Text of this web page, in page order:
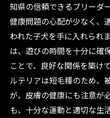
知県の信頼できるブリーダ
健康問題の心配が少なく、
われた子犬を手に入れられ
は、遊びの時間を十分に確
ことで、良好な関係を築け
ルテリアは短毛種のため、
が、皮膚の健康にも注意が
も、十分な運動と適切な生